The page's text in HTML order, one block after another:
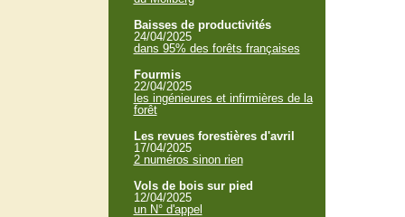
Baisses de productivités
24/04/2025
dans 95% des forêts françaises
Fourmis
22/04/2025
les ingénieures et infirmières de la
forêt
Les revues forestières d'avril
17/04/2025
2 numéros sinon rien
Vols de bois sur pied
12/04/2025
un N° d'appel